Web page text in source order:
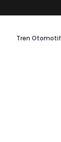
Tren Otomotif